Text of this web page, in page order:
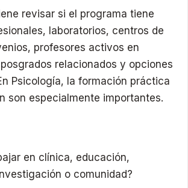
revisar si el programa tiene
laboratorios, centros de
profesores activos en
relacionados y opciones
Psicología, la formación práctica
son especialmente importantes.
en clínica, educación,
o comunidad?